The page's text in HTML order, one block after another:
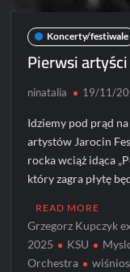
Koncerty/festiwale
Pierwsi
ninatalia 19/11/
Idziemy pod prąd
artystów Jarocin
rocka wciąż idąca
który zagra płytę
READ MORE
Grzegorz Kupczyk
2025
KSU
Orchestra